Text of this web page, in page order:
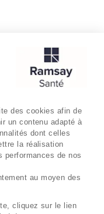
- Médipole lyon
des cookies afin de
un contenu adapté à
dont celles
la réalisation
performances de nos
au moyen des
cliquez sur le lien